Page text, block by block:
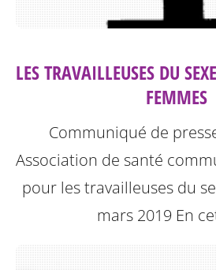
LES TRAVAILLEUSES DU
FEMMES
Communiqué de
Association de santé
pour les travailleuses du
mars 2019 En